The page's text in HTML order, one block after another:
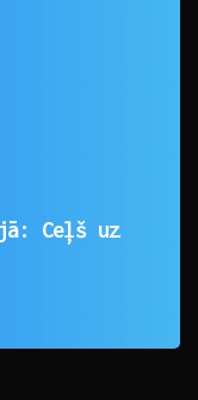
Ceļš uz